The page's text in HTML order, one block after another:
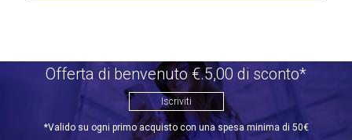
Offerta di benvenuto €.5,00 di sconto*
Iscriviti
*Valido su ogni primo acquisto con una spesa minima di 50€